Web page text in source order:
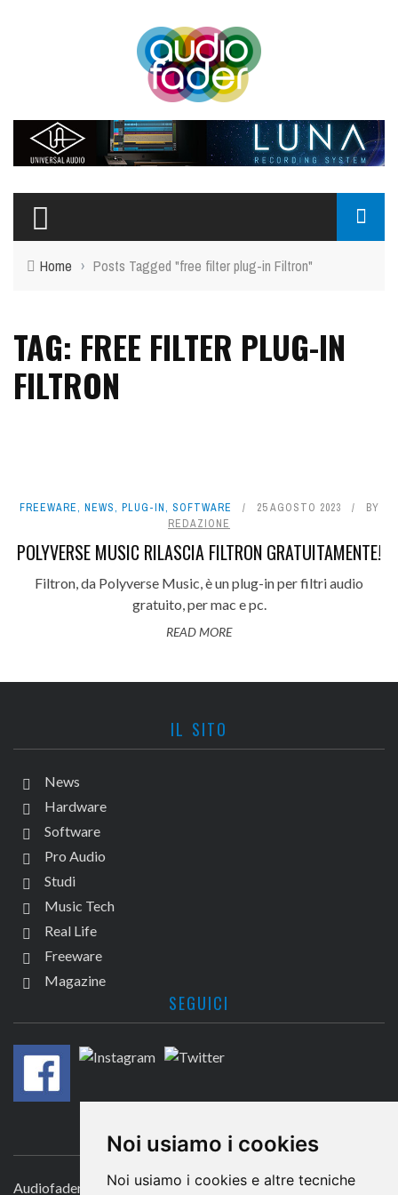
Noi usiamo i cookies
Noi usiamo i cookies e altre tecniche
Home › Posts Tagged "free filter plug-in Filtron"
TAG: FREE FILTER PLUG-IN
FILTRON
FREEWARE, NEWS, PLUG-IN, SOFTWARE 25 AGOSTO 2023
BY
REDAZIONE
POLYVERSE MUSIC RILASCIA FILTRON GRATUITAMENTE!
Filtron, da Polyverse Music, è un plug-in per filtri audio
gratuito, per mac e pc.
READ MORE
IL SITO
News
Hardware
Software
Pro Audio
Studi
Music Tech
Real Life
Freeware
Magazine
SEGUICI
CONTATTACI
Audiofader.com